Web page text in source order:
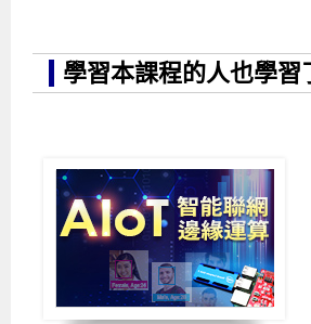
學習本課程的人也學習